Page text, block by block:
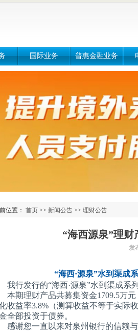
国际业务 普惠金融业务
位置： 首页 >> 新闻公告 >> 理财公告
“海西源泉”理财
发
“海西·源泉”水到渠成
我行发行的“海西·源泉”水到渠成系
本期理财产品共募集资金1709.5万
收益率3.8%（测算收益不等于实际
全部投资于债券。
感谢您一直以来对泉州银行的信赖